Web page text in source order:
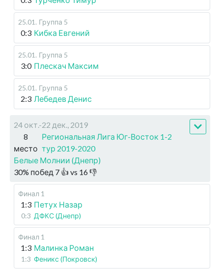
25.01 . Группа 5
0:3 Кибка Евгений
25.01 . Группа 5
3:0 Плескач Максим
25.01 . Группа 5
2:3 Лебедев Денис
24 окт.-22 дек., 2019
8
место
Региональная Лига Юг-Восток 1-2
тур 2019-2020
Белые Молнии (Днепр)
30% побед 7 👍 vs 16👎
Финал 1
1:3 Петух Назар
0:3 ДФКС (Днепр)
Финал 1
1:3 Малинка Роман
1:3 Феникс (Покровск)